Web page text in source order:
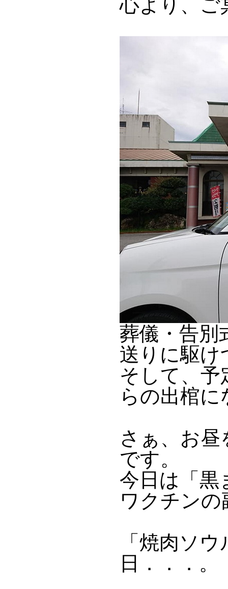
心より、ご
葬儀・告別
送りに駆け
そして、予
らの出棺
さぁ、お
です。
今日は「黒
ワクチン
「焼肉ソ
日．．．。